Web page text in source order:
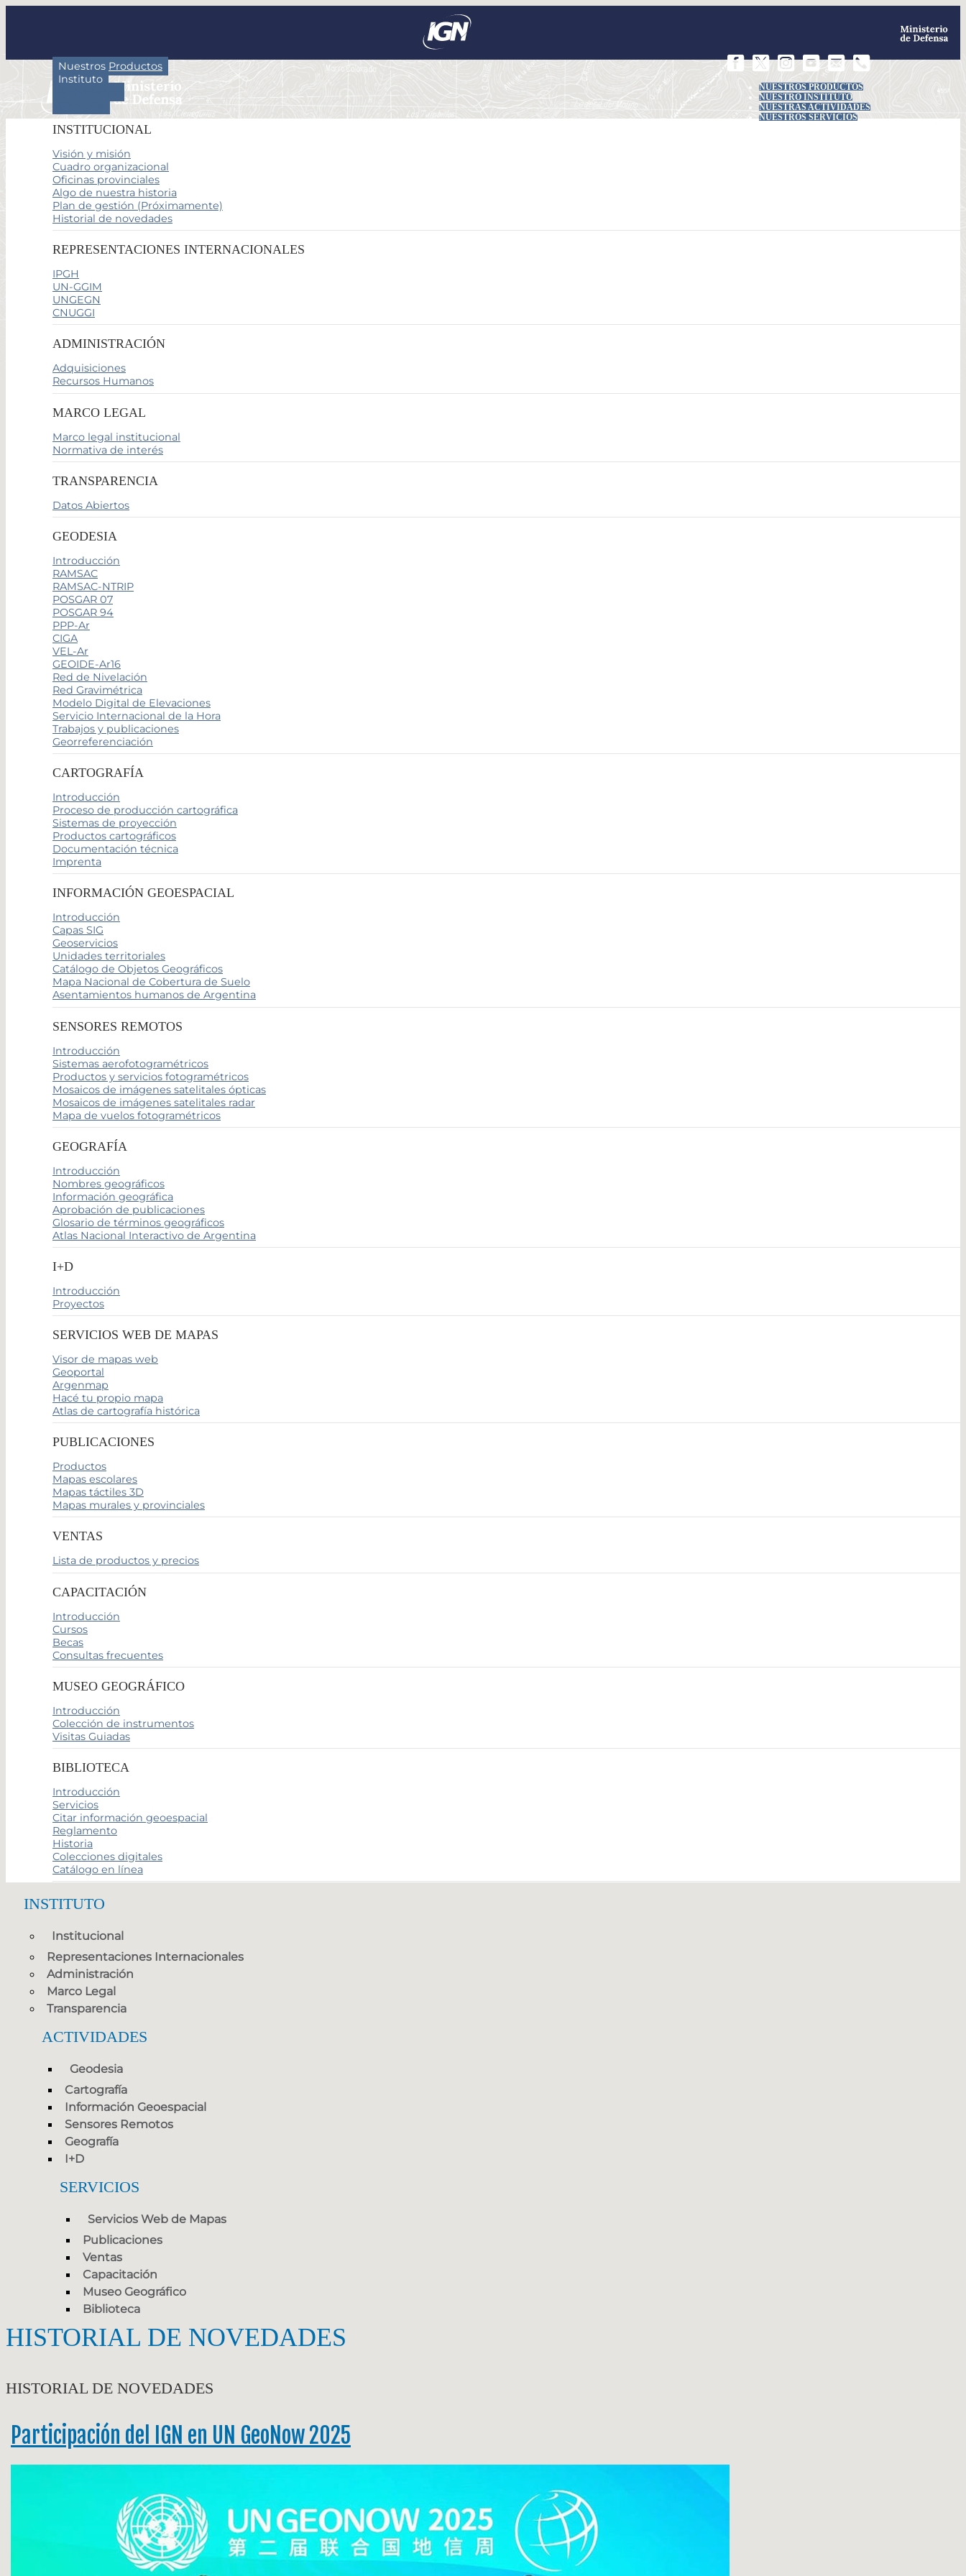
NUESTROS PRODUCTOS
NUESTRO INSTITUTO
NUESTRAS ACTIVIDADES
NUESTROS SERVICIOS
Nuestros Productos
Instituto
INSTITUCIONAL
Visión y misión
Cuadro organizacional
Oficinas provinciales
Algo de nuestra historia
Plan de gestión (Próximamente)
Historial de novedades
REPRESENTACIONES INTERNACIONALES
IPGH
UN-GGIM
UNGEGN
CNUGGI
ADMINISTRACIÓN
Adquisiciones
Recursos Humanos
MARCO LEGAL
Marco legal institucional
Normativa de interés
TRANSPARENCIA
Datos Abiertos
GEODESIA
Introducción
RAMSAC
RAMSAC-NTRIP
POSGAR 07
POSGAR 94
PPP-Ar
CIGA
VEL-Ar
GEOIDE-Ar16
Red de Nivelación
Red Gravimétrica
Modelo Digital de Elevaciones
Servicio Internacional de la Hora
Trabajos y publicaciones
Georreferenciación
CARTOGRAFÍA
Introducción
Proceso de producción cartográfica
Sistemas de proyección
Productos cartográficos
Documentación técnica
Imprenta
INFORMACIÓN GEOESPACIAL
Introducción
Capas SIG
Geoservicios
Unidades territoriales
Catálogo de Objetos Geográficos
Mapa Nacional de Cobertura de Suelo
Asentamientos humanos de Argentina
SENSORES REMOTOS
Introducción
Sistemas aerofotogramétricos
Productos y servicios fotogramétricos
Mosaicos de imágenes satelitales ópticas
Mosaicos de imágenes satelitales radar
Mapa de vuelos fotogramétricos
GEOGRAFÍA
Introducción
Nombres geográficos
Información geográfica
Aprobación de publicaciones
Glosario de términos geográficos
Atlas Nacional Interactivo de Argentina
I+D
Introducción
Proyectos
SERVICIOS WEB DE MAPAS
Visor de mapas web
Geoportal
Argenmap
Hacé tu propio mapa
Atlas de cartografía histórica
PUBLICACIONES
Productos
Mapas escolares
Mapas táctiles 3D
Mapas murales y provinciales
VENTAS
Lista de productos y precios
CAPACITACIÓN
Introducción
Cursos
Becas
Consultas frecuentes
MUSEO GEOGRÁFICO
Introducción
Colección de instrumentos
Visitas Guiadas
BIBLIOTECA
Introducción
Servicios
Citar información geoespacial
Reglamento
Historia
Colecciones digitales
Catálogo en línea
INSTITUTO
Institucional
Representaciones Internacionales
Administración
Marco Legal
Transparencia
ACTIVIDADES
Geodesia
Cartografía
Información Geoespacial
Sensores Remotos
Geografía
I+D
SERVICIOS
Servicios Web de Mapas
Publicaciones
Ventas
Capacitación
Museo Geográfico
Biblioteca
HISTORIAL DE NOVEDADES
HISTORIAL DE NOVEDADES
Participación del IGN en UN GeoNow 2025